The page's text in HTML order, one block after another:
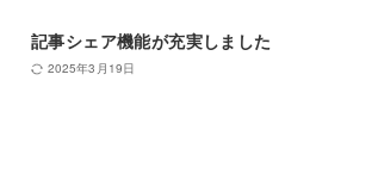
記事シェア機能が充実しました
2025年3月19日